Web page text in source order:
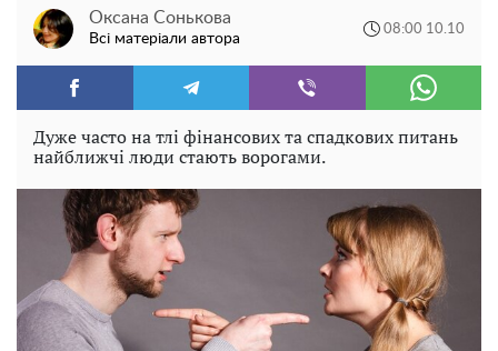
Оксана Сонькова
Всі матеріали автора
08:00 10.10
Дуже часто на тлі фінансових та спадкових питань
найближчі люди стають ворогами.